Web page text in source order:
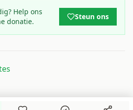
Help ons
donatie.
Steun ons